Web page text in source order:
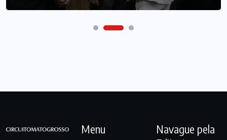
Menu
Navague pela